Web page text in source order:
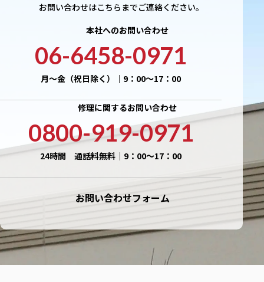
お問い合わせはこちらまでご連絡ください。
本社へのお問い合わせ
06-6458-0971
月〜金（祝日除く）｜9：00〜17：00
修理に関するお問い合わせ
0800-919-0971
24時間 通話料無料｜9：00〜17：00
お問い合わせフォーム